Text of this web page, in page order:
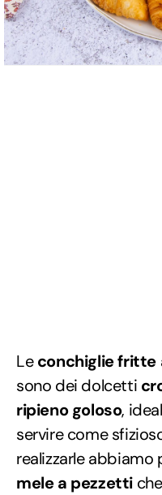
Leconchiglie fritte
sono dei dolcetti
ripieno goloso,
servire come
realizzarle
mele a pezzetti